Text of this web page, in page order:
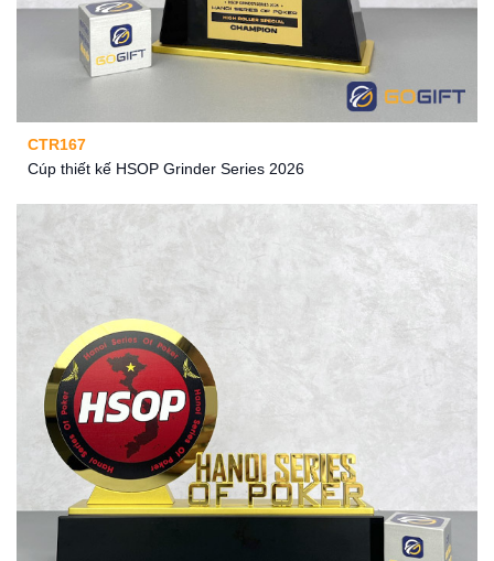
CTR167
Cúp thiết kế HSOP Grinder Series 2026